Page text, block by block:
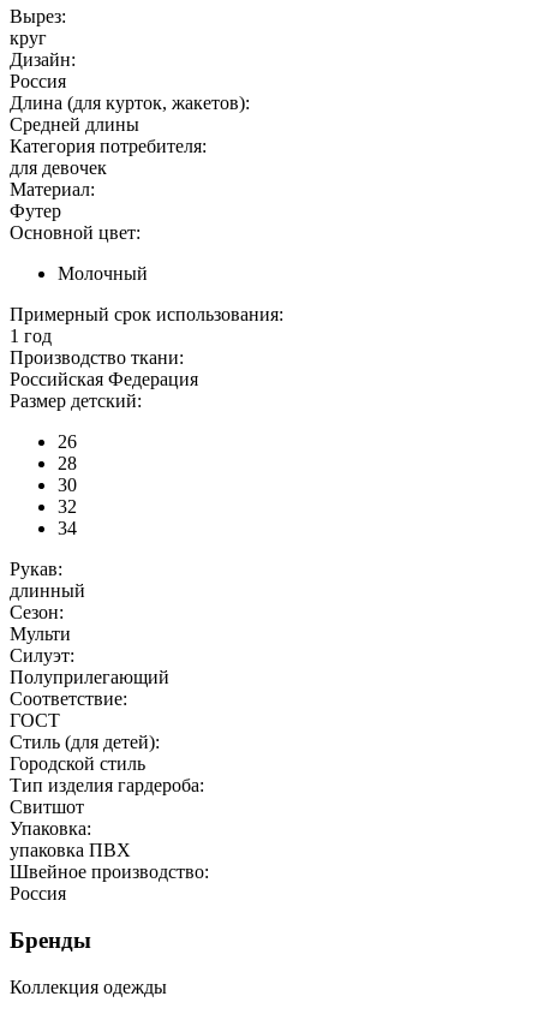
Вырез:
круг
Дизайн:
Россия
Длина (для курток, жакетов):
Средней длины
Категория потребителя:
для девочек
Материал:
Футер
Основной цвет:
Молочный
Примерный срок использования:
1 год
Производство ткани:
Российская Федерация
Размер детский:
26
28
30
32
34
Рукав:
длинный
Сезон:
Мульти
Силуэт:
Полуприлегающий
Соответствие:
ГОСТ
Стиль (для детей):
Городской стиль
Тип изделия гардероба:
Свитшот
Упаковка:
упаковка ПВХ
Швейное производство:
Россия
Бренды
Коллекция одежды